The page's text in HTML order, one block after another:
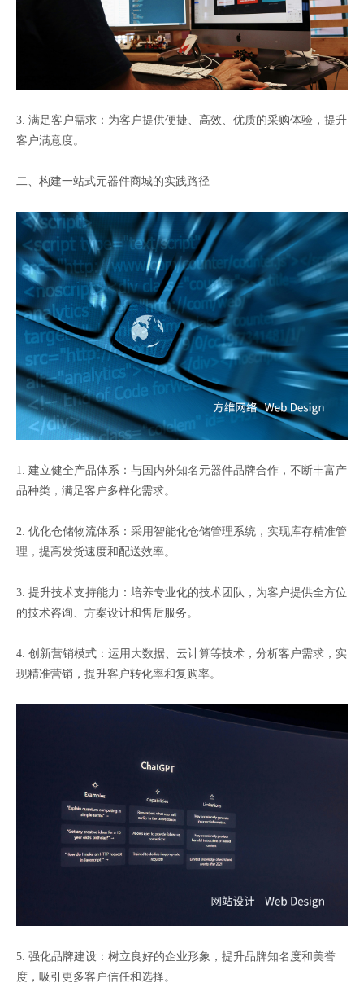
3. 满足客户需求：为客户提供便捷、高效、优质的采购体验，提升
客户满意度。
二、构建一站式元器件商城的实践路径
1. 建立健全产品体系：与国内外知名元器件品牌合作，不断丰富产
品种类，满足客户多样化需求。
2. 优化仓储物流体系：采用智能化仓储管理系统，实现库存精准管
理，提高发货速度和配送效率。
3. 提升技术支持能力：培养专业化的技术团队，为客户提供全方位
的技术咨询、方案设计和售后服务。
4. 创新营销模式：运用大数据、云计算等技术，分析客户需求，实
现精准营销，提升客户转化率和复购率。
5. 强化品牌建设：树立良好的企业形象，提升品牌知名度和美誉
度，吸引更多客户信任和选择。